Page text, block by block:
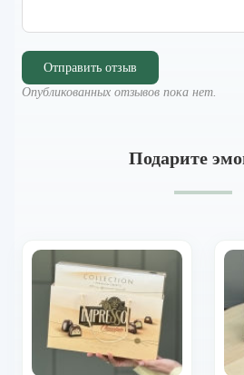
Отправить отзыв
Опубликованных отзывов пока нет.
Подарите